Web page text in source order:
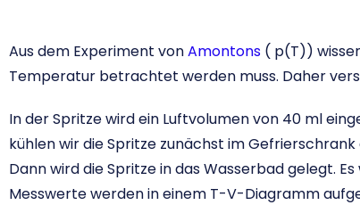
Aus dem Experiment vonAmontons ( p(T))
Temperatur betrachtet werden muss. Daher
In der Spritze wird ein Luftvolumen von 40 ml
kühlen wir die Spritze zunächst im
Dann wird die Spritze in das Wasserbad gelegt.
Messwerte werden in einem T-V-Diagramm